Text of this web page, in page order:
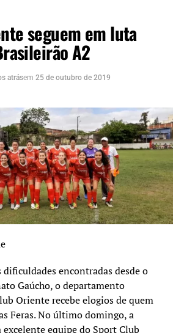
seguem em luta
A2
atrásem 25 de outubro de 2019
dificuldades encontradas desde o
Gaúcho, o departamento
Oriente recebe elogios de quem
Feras. No último domingo, a
excelente equipe do Sport Club